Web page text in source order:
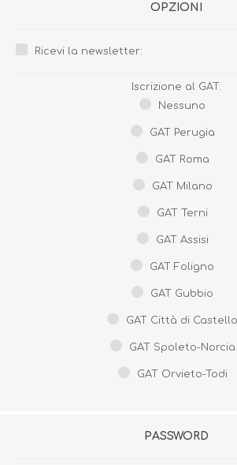
OPZIONI
Ricevi la newsletter:
Iscrizione al GAT:
Nessuno
GAT Perugia
GAT Roma
GAT Milano
GAT Terni
GAT Assisi
GAT Foligno
GAT Gubbio
GAT Città di Castello
GAT Spoleto-Norcia
GAT Orvieto-Todi
PASSWORD